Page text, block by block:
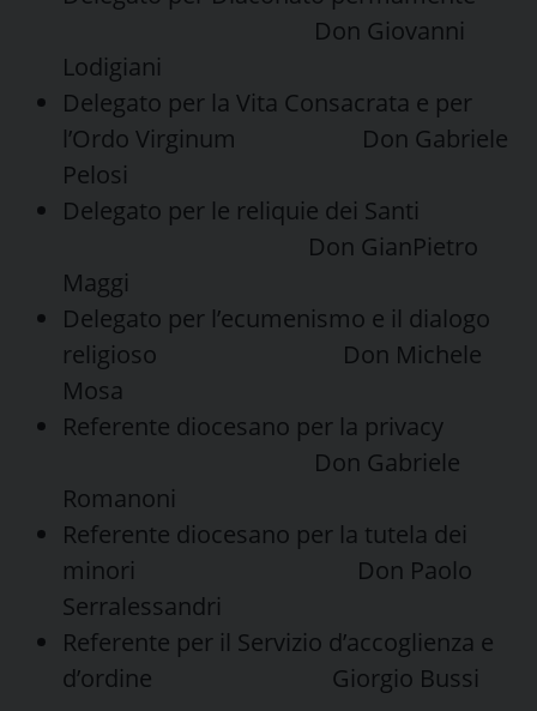
Don Giovanni
Lodigiani
Delegato per la Vita Consacrata e per
l’Ordo Virginum Don Gabriele
Pelosi
Delegato per le reliquie dei Santi
Don GianPietro
Maggi
Delegato per l’ecumenismo e il dialogo
religioso Don Michele
Mosa
Referente diocesano per la privacy
Don Gabriele
Romanoni
Referente diocesano per la tutela dei
minori Don Paolo
Serralessandri
Referente per il Servizio d’accoglienza e
d’ordine Giorgio Bussi